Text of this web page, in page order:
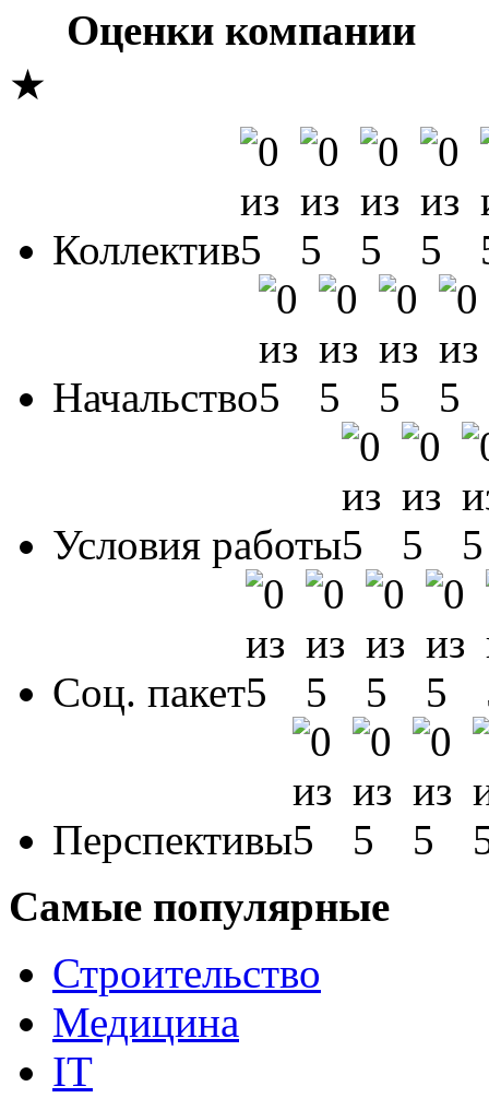
Оценки компании
★
Коллектив
Начальство
Условия работы
Соц. пакет
Перспективы
Самые популярные
Строительство
Медицина
IT